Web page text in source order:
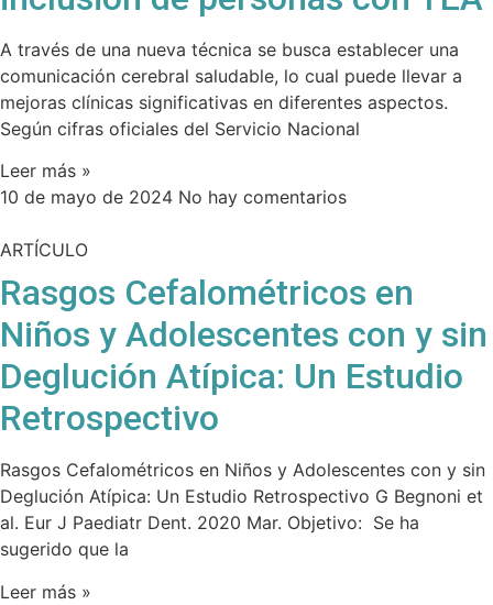
A través de una nueva técnica se busca establecer una
comunicación cerebral saludable, lo cual puede llevar a
mejoras clínicas significativas en diferentes aspectos.
Según cifras oficiales del Servicio Nacional
Leer más »
10 de mayo de 2024 No hay comentarios
ARTÍCULO
Rasgos Cefalométricos en
Niños y Adolescentes con y sin
Deglución Atípica: Un Estudio
Retrospectivo
Rasgos Cefalométricos en Niños y Adolescentes con y sin
Deglución Atípica: Un Estudio Retrospectivo G Begnoni et
al. Eur J Paediatr Dent. 2020 Mar. Objetivo: Se ha
sugerido que la
Leer más »